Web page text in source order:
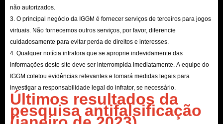
não autorizados.
3. O principal negócio da IGGM é fornecer serviços de terceiros para jogos
virtuais. Não fornecemos outros serviços, por favor, diferencie
cuidadosamente para evitar perda de direitos e interesses.
4. Qualquer notícia infratora que se aproprie indevidamente das
informações deste site deve ser interrompida imediatamente. A equipe do
IGGM coletou evidências relevantes e tomará medidas legais para
investigar a responsabilidade legal do infrator, se necessário.
Últimos resultados da
pesquisa antifalsificação